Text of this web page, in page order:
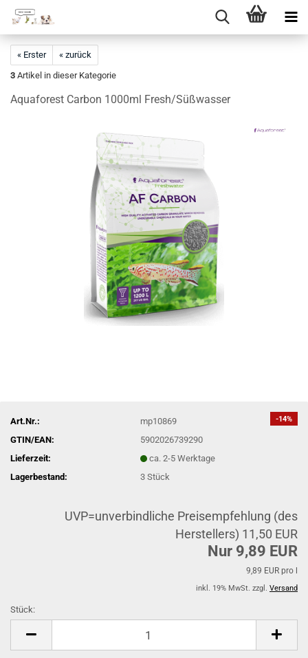
Hauptinhalt
« Erster
« zurück
3 Artikel in dieser Kategorie
Aquaforest Carbon 1000ml Fresh/Süßwasser
-14%
Art.Nr.:
mp10869
GTIN/EAN:
5902026739290
Lieferzeit:
ca. 2-5 Werktage
Lagerbestand:
3Stück
UVP=unverbindliche Preisempfehlung (des
Herstellers) 11,50 EUR
Nur 9,89 EUR
9,89 EUR pro l
inkl. 19% MwSt. zzgl. Versand
Stück: